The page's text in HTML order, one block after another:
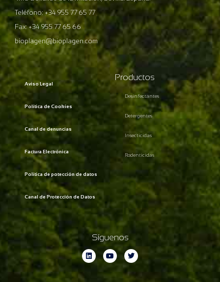
Teléfono: +34 955 77 65 77
Fax: +34 955 77 65 66
bioplagen@bioplagen.com
Aviso Legal
Política de Cookies
Canal de denuncias
Factura Electrónica
Política de potección de datos
Canal de Protección de Datos
Productos
Desinfectantes
Detergentes
Insecticidas
Rodenticidas
Síguenos